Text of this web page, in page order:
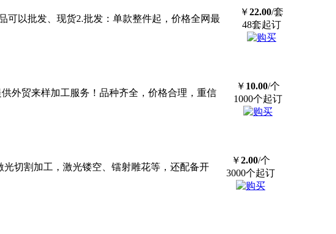
可以批发、现货2.批发：单款整件起，价格全网最
￥22.00/套
48套起订
外贸来样加工服务！品种齐全，价格合理，重信
￥ 10.00/个
1000个起订
切割加工，激光镂空、镭射雕花等，还配备开
￥2.00/个
3000个起订